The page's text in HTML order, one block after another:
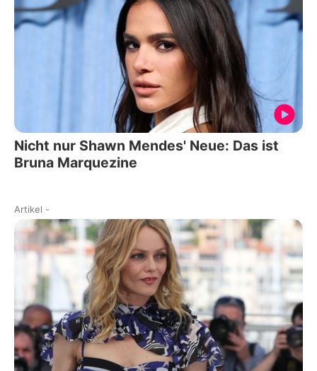
Nicht nur Shawn Mendes' Neue: Das ist
Bruna Marquezine
Artikel -